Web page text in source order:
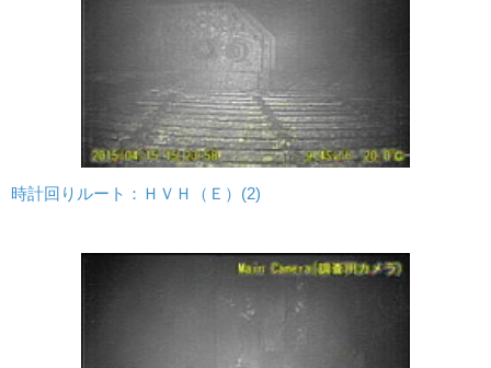
時計回りルート：ＨＶＨ（Ｅ）(2)